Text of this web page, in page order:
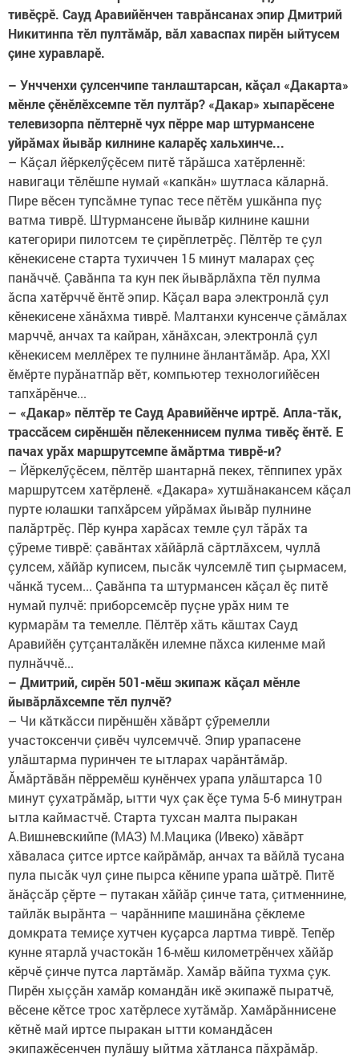
тивӗçрӗ. Сауд Аравийӗнчен таврăнсанах эпир Дмитрий
Никитинпа тӗл пултăмăр, вăл хаваспах пирӗн ыйтусем
çине хуравларӗ.
– Унчченхи çулсенчипе танлаштарсан, кăçал «Дакарта»
мӗнле çӗнӗлӗхсемпе тӗл пултăр? «Дакар» хыпарӗсене
телевизорпа пӗлтернӗ чух пӗрре мар штурмансене
уйрăмах йывăр килнине каларӗç хальхинче...
– Кăçал йӗркелӳçӗсем питӗ тăрăшса хатӗрленнӗ:
навигаци тӗлӗшпе нумай «капкăн» шутласа кăларнă.
Пире вӗсен тупсăмне тупас тесе пӗтӗм ушкăнпа пуç
ватма тиврӗ. Штурмансене йывăр килнине кашни
категорири пилотсем те çирӗплетрӗç. Пӗлтӗр те çул
кӗнекисене старта тухиччен 15 минут маларах çеç
панăччӗ. Çавăнпа та кун пек йывăрлăхпа тӗл пулма
ăспа хатӗрччӗ ӗнтӗ эпир. Кăçал вара электронлă çул
кӗнекисене хăнăхма тиврӗ. Малтанхи кунсенче çăмăлах
марччӗ, анчах та кайран, хăнăхсан, электронлă çул
кӗнекисем меллӗрех те пулнине ăнлантăмăр. Ара, XXI
ӗмӗрте пурăнатпăр вӗт, компьютер технологийӗсен
тапхăрӗнче...
– «Дакар» пӗлтӗр те Сауд Аравийӗнче иртрӗ. Апла-тăк,
трассăсем сирӗншӗн пӗлекеннисем пулма тивӗç ӗнтӗ. Е
пачах урăх маршрутсемпе ăмăртма тиврӗ-и?
– Йӗркелӳçӗсем, пӗлтӗр шантарнă пекех, тӗппипех урăх
маршрутсем хатӗрленӗ. «Дакара» хутшăнакансем кăçал
пурте юлашки тапхăрсем уйрăмах йывăр пулнине
палăртрӗç. Пӗр кунра харăсах темле çул тăрăх та
çӳреме тиврӗ: çавăнтах хăйăрлă сăртлăхсем, чуллă
çулсем, хăйăр куписем, пысăк чулсемлӗ тип çырмасем,
чăнкă тусем... Çавăнпа та штурмансен кăçал ӗç питӗ
нумай пулчӗ: приборсемсӗр пуçне урăх ним те
курмарăм та темелле. Пӗлтӗр хăть кăштах Сауд
Аравийӗн çутçанталăкӗн илемне пăхса киленме май
пулнăччӗ...
– Дмитрий, сирӗн 501-мӗш экипаж кăçал мӗнле
йывăрлăхсемпе тӗл пулчӗ?
– Чи кăткăсси пирӗншӗн хăвăрт çӳремелли
участоксенчи çивӗч чулсемччӗ. Эпир урапасене
улăштарма пуринчен те ытларах чарăнтăмăр.
Ăмăртăвăн пӗрремӗш кунӗнчех урапа улăштарса 10
минут çухатрăмăр, ытти чух çак ӗçе тума 5-6 минутран
ытла каймастчӗ. Старта тухсан малта пыракан
А.Вишневскийпе (МАЗ) М.Мацика (Ивеко) хăвăрт
хăваласа çитсе иртсе кайрăмăр, анчах та вăйлă тусана
пула пысăк чул çине пырса кӗнипе урапа шăтрӗ. Питӗ
ăнăçсăр çӗрте – путакан хăйăр çинче тата, çитменнине,
тайлăк вырăнта – чарăннипе машинăна çӗклеме
домкрата темиçе хутчен куçарса лартма тиврӗ. Тепӗр
кунне ятарлă участокăн 16-мӗш километрӗнчех хăйăр
кӗрчӗ çинче путса лартăмăр. Хамăр вăйпа тухма çук.
Пирӗн хыççăн хамăр командăн икӗ экипажӗ пыратчӗ,
вӗсене кӗтсе трос хатӗрлесе хутăмăр. Хамăрăннисене
кӗтнӗ май иртсе пыракан ытти командăсен
экипажӗсенчен пулăшу ыйтма хăтланса пăхрăмăр.